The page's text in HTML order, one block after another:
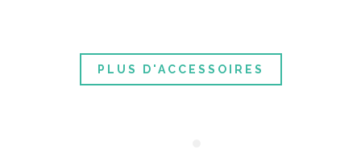
PLUS D'ACCESSOIRES